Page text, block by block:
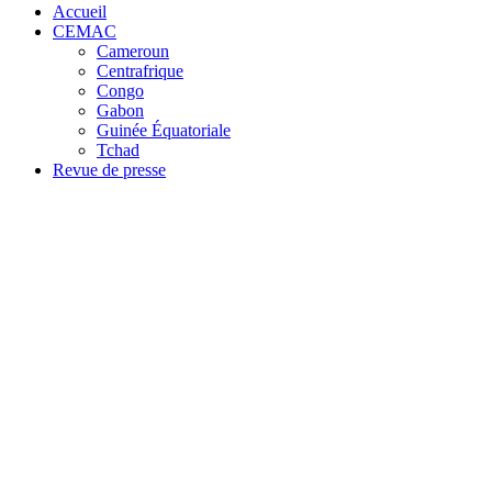
Accueil
CEMAC
Cameroun
Centrafrique
Congo
Gabon
Guinée Équatoriale
Tchad
Revue de presse